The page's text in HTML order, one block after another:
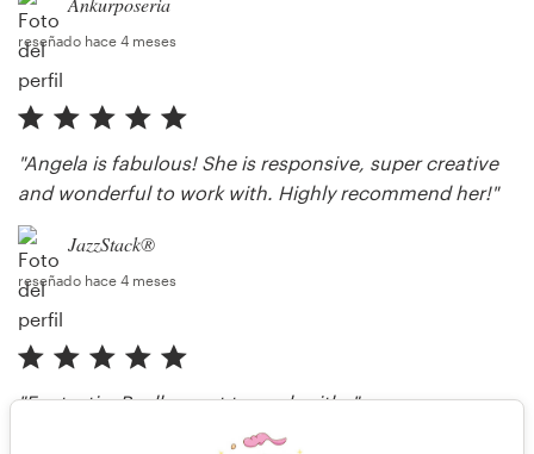
reseñado hace 4 meses
"Angela is fabulous! She is responsive, super creative
and wonderful to work with. Highly recommend her!"
JazzStack®
reseñado hace 4 meses
"Fantastic. Really great to work with. "